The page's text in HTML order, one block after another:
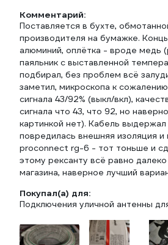
Комментарий:
Поставляется в бухте,
производителя на бумажке.
алюминий, оплётка - вроде медь
паяльник с выставленной
подбирал, без проблем всё
заметил, микроскопа к
сигнала 43/92% (выкл/вкл),
сигнала что 43, что 92, но
картинкой нет). Кабель
повредилась внешняя изоляция
proconnect rg-6 - тот тоньше и
этому рексанту всё равно
магазина, наверное лучший
Покупал(а) для:
Подключения уличной антенны